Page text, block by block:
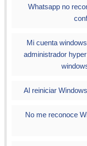
Whatsapp no
Mi cuenta
administrador
Al reiniciar
No me reconoce